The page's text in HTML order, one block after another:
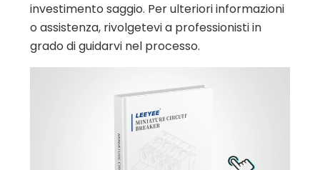
investimento saggio. Per ulteriori informazioni
o assistenza, rivolgetevi a professionisti in
grado di guidarvi nel processo.